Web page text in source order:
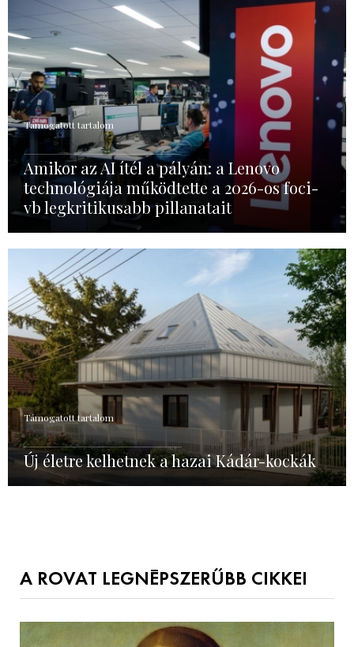
Támogatott tartalom
Amikor az AI ítél a pályán: a Lenovo
technológiája működtette a 2026-os foci-
vb legkritikusabb pillanatait
Támogatott tartalom
Új életre kelhetnek a hazai Kádár-kockák
A ROVAT LEGNÉPSZERŰBB CIKKEI